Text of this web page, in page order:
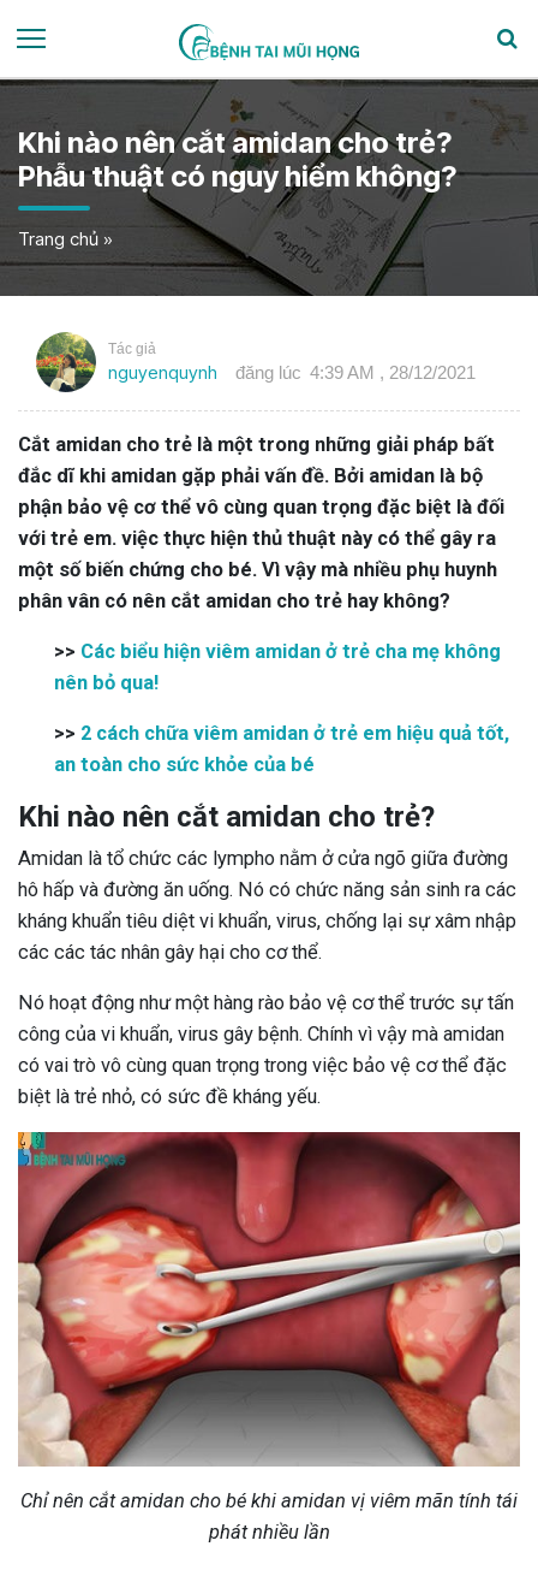
Khi nào nên cắt amidan cho trẻ?
Phẫu thuật có nguy hiểm không?
Trang chủ »
Tác giả
nguyenquynh đăng lúc 4:39 AM , 28/12/2021
Cắt amidan cho trẻ là một trong những giải pháp bất
đắc dĩ khi amidan gặp phải vấn đề. Bởi amidan là bộ
phận bảo vệ cơ thể vô cùng quan trọng đặc biệt là đối
với trẻ em. việc thực hiện thủ thuật này có thể gây ra
một số biến chứng cho bé. Vì vậy mà nhiều phụ huynh
phân vân có nên cắt amidan cho trẻ hay không?
>> Các biểu hiện viêm amidan ở trẻ cha mẹ không
nên bỏ qua!
>> 2 cách chữa viêm amidan ở trẻ em hiệu quả tốt,
an toàn cho sức khỏe của bé
Khi nào nên cắt amidan cho trẻ?
Amidan là tổ chức các lympho nằm ở cửa ngõ giữa đường
hô hấp và đường ăn uống. Nó có chức năng sản sinh ra các
kháng khuẩn tiêu diệt vi khuẩn, virus, chống lại sự xâm nhập
các các tác nhân gây hại cho cơ thể.
Nó hoạt động như một hàng rào bảo vệ cơ thể trước sự tấn
công của vi khuẩn, virus gây bệnh. Chính vì vậy mà amidan
có vai trò vô cùng quan trọng trong việc bảo vệ cơ thể đặc
biệt là trẻ nhỏ, có sức đề kháng yếu.
Chỉ nên cắt amidan cho bé khi amidan vị viêm mãn tính tái
phát nhiều lần